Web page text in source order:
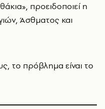
προειδοποιεί η
Άσθματος και
το πρόβλημα είναι το